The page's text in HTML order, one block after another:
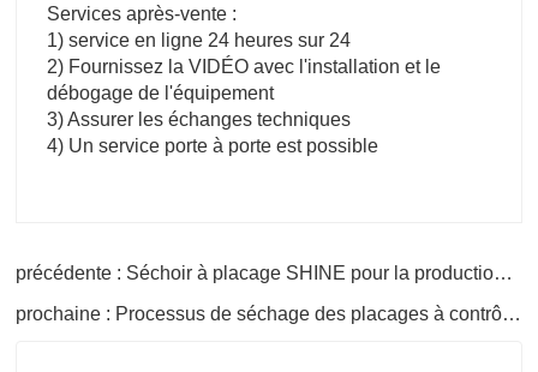
Services après-vente :
1) service en ligne 24 heures sur 24
2) Fournissez la VIDÉO avec l'installation et le
débogage de l'équipement
3) Assurer les échanges techniques
4) Un service porte à porte est possible
précédente : Séchoir à placage SHINE pour la production de contreplaqué
prochaine : Processus de séchage des placages à contrôle automatique de l'humidité